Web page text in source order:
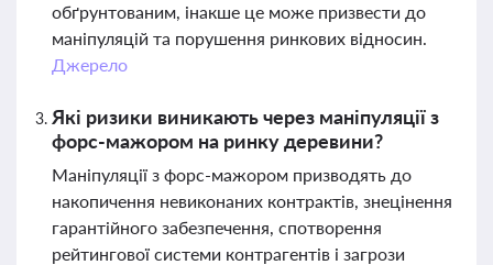
обґрунтованим, інакше це може призвести до
маніпуляцій та порушення ринкових відносин.
Джерело
Які ризики виникають через маніпуляції з
форс-мажором на ринку деревини?
Маніпуляції з форс-мажором призводять до
накопичення невиконаних контрактів, знецінення
гарантійного забезпечення, спотворення
рейтингової системи контрагентів і загрози